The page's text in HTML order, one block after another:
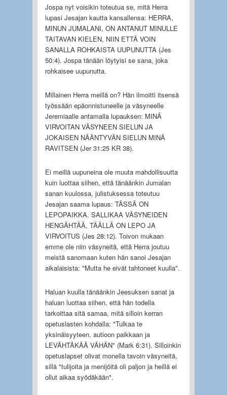
Jospa nyt voisikin toteutua se, mitä Herra
lupasi Jesajan kautta kansallensa: HERRA,
MINUN JUMALANI, ON ANTANUT MINULLE
TAITAVAN KIELEN, NIIN ETTÄ VOIN
SANALLA ROHKAISTA UUPUNUTTA (Jes
50:4). Jospa tänään löytyisi se sana, joka
rohkaisee uupunutta.
Millainen Herra meillä on? Hän ilmoitti itsensä
työssään epäonnistuneelle ja väsyneelle
Jeremiaalle antamalla lupauksen: MINÄ
VIRVOITAN VÄSYNEEN SIELUN JA
JOKAISEN NÄÄNTYVÄN SIELUN MINÄ
RAVITSEN (Jer 31:25 KR 38).
Ei meillä uupuneina ole muuta mahdollisuutta
kuin luottaa siihen, että tänäänkin Jumalan
sanan kuulossa, julistuksessa toteutuu
Jesajan saama lupaus: TÄSSÄ ON
LEPOPAIKKA. SALLIKAA VÄSYNEIDEN
HENGÄHTÄÄ, TÄÄLLÄ ON LEPO JA
VIRVOITUS (Jes 28:12). Toivon mukaan
emme ole niin väsyneitä, että Herra joutuu
meistä sanomaan kuten hän sanoi Jesajan
aikalaisista: "Mutta he eivät tahtoneet kuulla".
Haluan kuulla tänäänkin Jeesuksen sanat ja
haluan luottaa siihen, että hän todella
tarkoittaa sitä samaa, mitä silloin kerran
opetuslasten kohdalla: "Tulkaa te
yksinäisyyteen, autioon paikkaan ja
LEVÄHTÄKÄÄ VÄHÄN" (Mark 6:31). Silloinkin
opetuslapset olivat monella tavoin väsyneitä,
sillä "tulijoita ja menijöitä oli paljon ja heillä ei
ollut aikaa syödäkään".